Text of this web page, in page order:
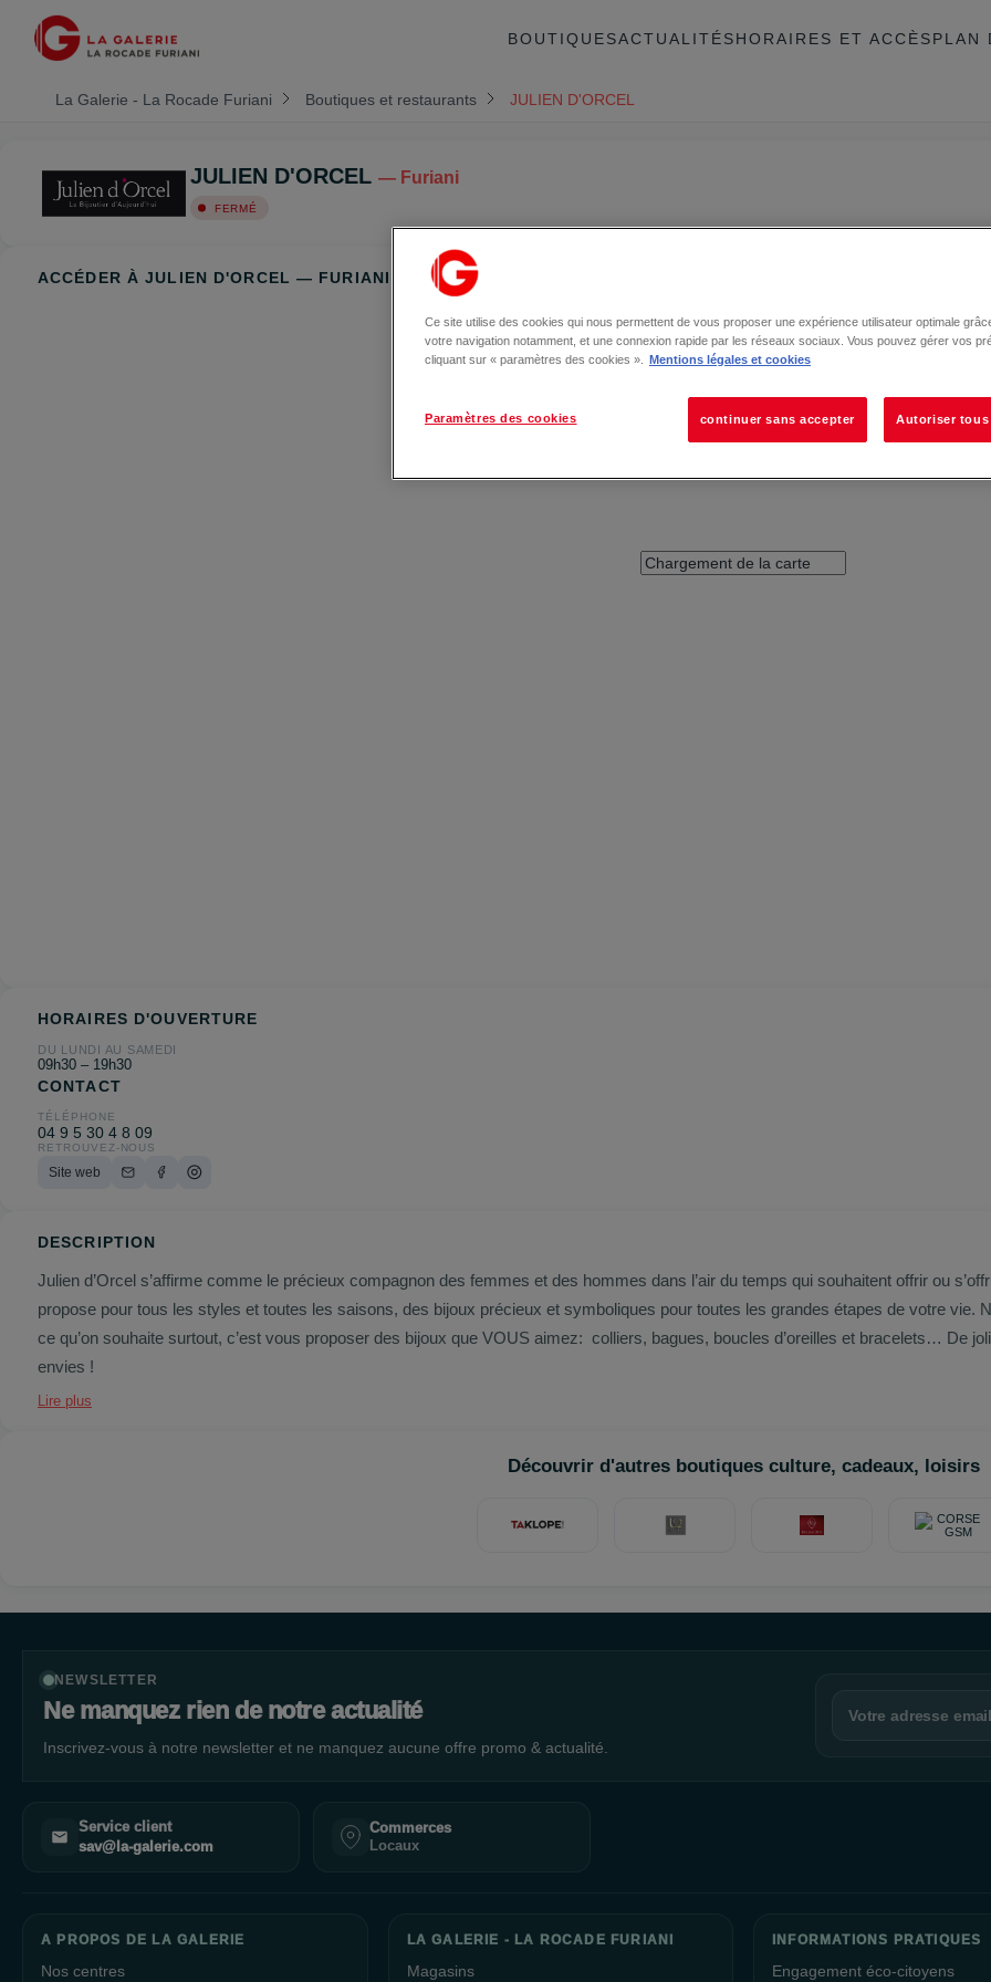
BOUTIQUESACTUALITÉSHORAIRES ET ACCÈSPLAN
La Galerie - La Rocade Furiani Boutiques et restaurants JULIEN D'ORCEL
JULIEN D'ORCEL — Furiani
FERMÉ
ACCÉDER À JULIEN D'ORCEL — FURIANI
HORAIRES D'OUVERTURE
DU LUNDI AU SAMEDI
09h30 – 19h30
CONTACT
TÉLÉPHONE
04 9 5 30 4 8 09
RETROUVEZ-NOUS
Site web
DESCRIPTION
Julien d’Orcel s’affirme comme le précieux compagnon des femmes et des hommes dans l’air du temps qui souhaitent offrir ou
propose pour tous les styles et toutes les saisons, des bijoux précieux et symboliques pour toutes les grandes étapes de votre vie.
ce qu’on souhaite surtout, c’est vous proposer des bijoux que VOUS aimez: colliers, bagues, boucles d’oreilles et bracelets… De
envies !
Lire plus
Découvrir d'autres boutiques culture, cadeaux, loisirs
NEWSLETTER
Ne manquez rien de notre actualité
Inscrivez-vous à notre newsletter et ne manquez aucune offre promo & actualité.
Service client
sav@la-galerie.com
Commerces
Locaux
A PROPOS DE LA GALERIE
Nos centres
LA GALERIE - LA ROCADE FURIANI
Magasins
INFORMATIONS PRATIQUES
Engagement éco-citoyens
Ce site utilise des cookies qui nous permettent de vous proposer une expérience utilisateur optimale
votre navigation notamment, et une connexion rapide par les réseaux sociaux. Vous pouvez gérer vos
cliquant sur « paramètres des cookies ».
Mentions légales et cookies
Paramètres des cookies continuer sans accepter Autoriser